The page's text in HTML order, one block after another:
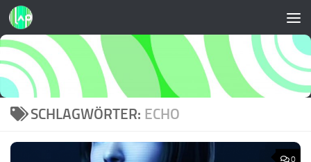
Zum Inhalt springen
SCHLAGWÖRTER: ECHO
0